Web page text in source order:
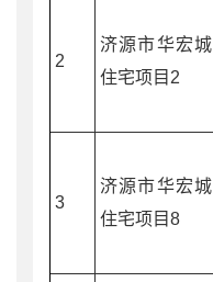
2
济源市华宏城
住宅项目2
3
济源市华宏城
住宅项目8